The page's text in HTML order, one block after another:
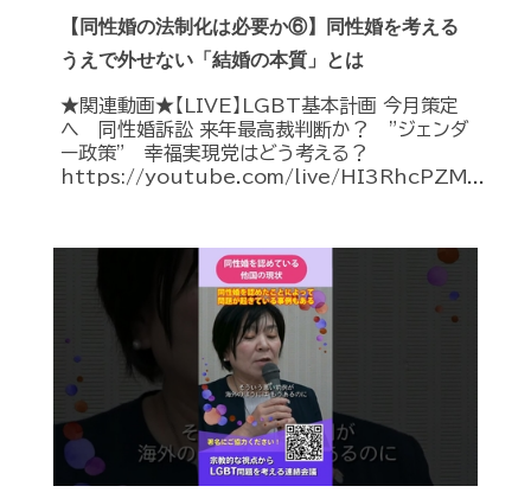
【同性婚の法制化は必要か⑥】同性婚を考える
うえで外せない「結婚の本質」とは
★関連動画★【LIVE】LGBT基本計画 今月策定
へ 同性婚訴訟 来年最高裁判断か？ ”ジェンダ
ー政策” 幸福実現党はどう考える？
https://youtube.com/live/HI3RhcPZM...